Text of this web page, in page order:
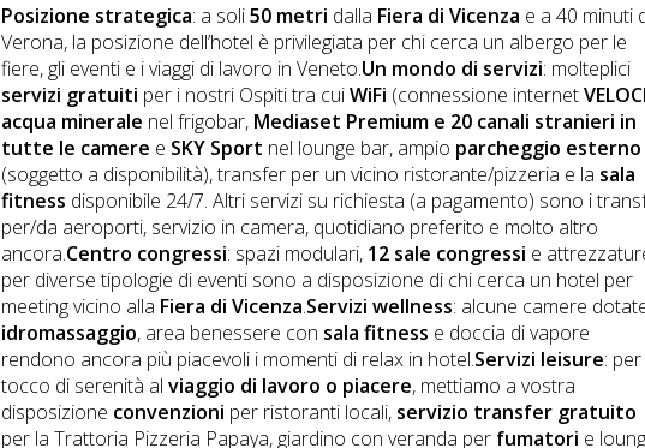
Posizione strategica: a soli50 metri dalla Fiera di Vicenza e a 40 minuti
Verona, la posizione dell’hotel è privilegiata per chi cerca un albergo per le
fiere, gli eventi e i viaggi di lavoro in Veneto.Un mondo di servizi: molteplici
servizi gratuiti per i nostri Ospiti tra cuiWiFi (connessione internet
acqua minerale nel frigobar, Mediaset Premium e 20 canali stranieri in
tutte le camere e SKY Sport nel lounge bar, ampio parcheggio esterno
(soggetto a disponibilità), transfer per un vicino ristorante/pizzeria e la sala
fitness disponibile 24/7. Altri servizi su richiesta (a pagamento) sono i
per/da aeroporti, servizio in camera, quotidiano preferito e molto altro
ancora.Centro congressi: spazi modulari, 12 sale congressi e
per diverse tipologie di eventi sono a disposizione di chi cerca un hotel per
meeting vicino alla Fiera di Vicenza.Servizi wellness: alcune camere
idromassaggio, area benessere con sala fitness e doccia di vapore
rendono ancora più piacevoli i momenti di relax in hotel.Servizi leisure:
tocco di serenità alviaggio di lavoro o piacere, mettiamo a vostra
disposizione convenzioni per ristoranti locali, servizio transfer gratuito
per la Trattoria Pizzeria Papaya, giardino con veranda per fumatori e